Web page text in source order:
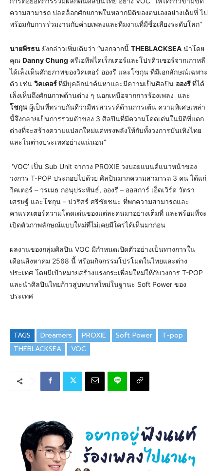
ความสามารถ ปลดล็อกศักยภาพในหลากมิติของตนเองอย่างเต็มที่ ไป
พร้อมกับการร่วมงานกับค่ายเพลงและทีมงานที่มีชื่อเสียงระดับโลก”
นายพีรธน ยังกล่าวเพิ่มเติมว่า “นอกจากนี้ THEBLACKSEA นำโดย
คุณ Danny Chung ครีเอทีฟไดเร็กเตอร์และโปรดิวเซอร์จากเกาหลี
ได้เล็งเห็นศักยภาพของวิคเตอร์ อองรี และโชกุน ที่มีเอกลักษณ์เฉพาะ
ตัว เช่น วิคเตอร์ที่มีบุคลิกน่าค้นหาและมีความเป็นศิลปิน อองรีที่ได้
เล็งเห็นถึงศักยภาพด้านต่าง ๆ นอกเหนือจากการร้องเพลง และ
โชกุน ผู้เป็นที่ทราบกันดีว่ามีพรสวรรค์ด้านการเต้น ความพิเศษเหล่า
นี้จึงกลายเป็นการรวมตัวของ 3 ศิลปินที่มีความโดดเด่นในมิติที่แตก
ต่างที่จะสร้างความแปลกใหม่แต่ทรงพลังให้กับทั้งวงการบันเทิงไทย
และในต่างประเทศอย่างแน่นอน”
‘VOC’ เป็น Sub Unit จากวง PROXIE วงบอยแบนด์แนวหน้าของ
วงการ T-POP ประกอบไปด้วย ศิลปินมากความสามารถ 3 คน ได้แก่
วิคเตอร์ – วรเมธ กอนุประพันธ์, อองรี – ออสการ์ เอ็ดเวิร์ด วัตรา
เศรษฐ์ และโชกุน – ปวริศร์ ศรีชัยชนะ ที่พกความสามารถและ
คาแรคเตอร์ความโดดเด่นของแต่ละคนมาอย่างเต็มที่ และพร้อมที่จะ
เปิดตัวภาพลักษณ์แบบใหม่ที่ไม่เคยมีใครได้เห็นมาก่อน
ผลงานของกลุ่มศิลปิน VOC มีกำหนดเปิดตัวอย่างเป็นทางการใน
เดือนสิงหาคม 2568 นี้ พร้อมกิจกรรมโปรโมตในไทยและต่าง
ประเทศ โดยมีเป้าหมายสร้างแรงกระเพื่อมใหม่ให้กับวงการ T-POP
และนำศิลปินไทยก้าวสู่บทบาทใหม่ในฐานะ Soft Power ของ
ประเทศ
TAGS Dreamers PROXIE Soft Power
T-pop
THEBLACKSEA
VOC